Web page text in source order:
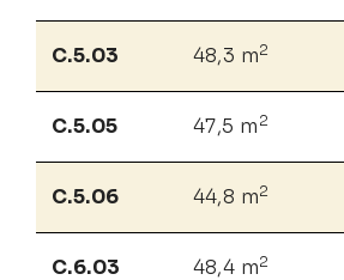
C.5.03 48,3 m2
C.5.05 47,5 m 2
C.5.06 44,8 m2
C.6.03 48,4 m2